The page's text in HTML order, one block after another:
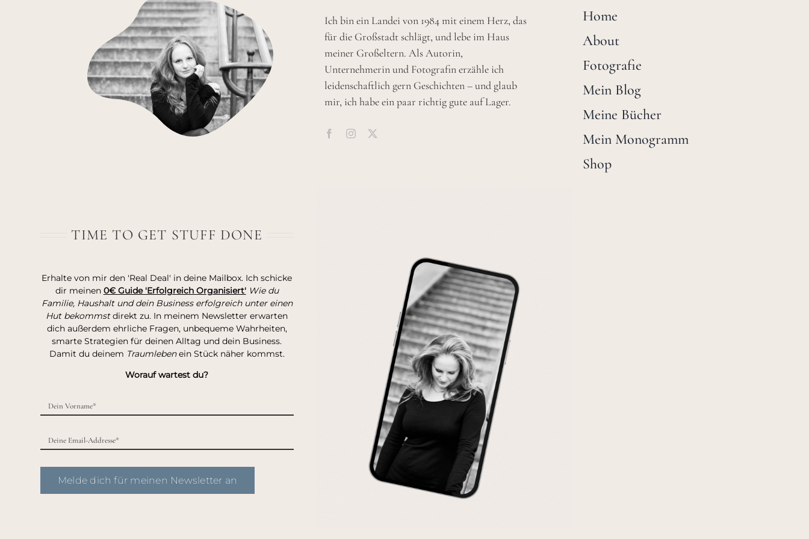
Ich bin ein Landei von 1984 mit einem Herz, das
für die Großstadt schlägt, und lebe im Haus
meiner Großeltern. Als Autorin,
Unternehmerin und Fotografin erzähle ich
leidenschaftlich gern Geschichten – und glaub
mir, ich habe ein paar richtig gute auf Lager.
Home
About
Fotografie
Mein Blog
Meine Bücher
Mein Monogramm
Shop
TIME TO GET STUFF DONE
Erhalte von mir den 'Real Deal' in deine Mailbox. Ich schicke
dir meinen 0€ Guide 'Erfolgreich Organisiert' Wie du
Familie, Haushalt und dein Business erfolgreich unter einen
Hut bekommstdirekt zu. In meinem Newsletter erwarten
dich außerdem ehrliche Fragen, unbequeme Wahrheiten,
smarte Strategien für deinen Alltag und dein Business.
Damit du deinem Traumlebenein Stück näher kommst.
Worauf wartest du?
Melde dich für meinen Newsletter an